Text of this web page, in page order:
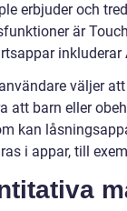
erbjuder och
är
inkluderar
väljer
att barn eller
kan
i appar, till